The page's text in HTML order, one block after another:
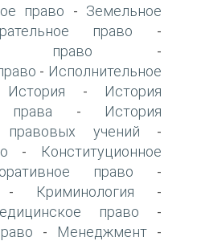
право - Земельное
право -
право -
- Исполнительное
История -
История
-
История
учений -
-
Конституционное
право -
Криминология -
право -
- Менеджмент -